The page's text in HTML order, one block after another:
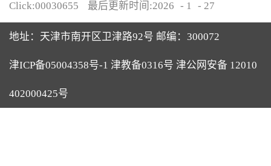
Click:00030655 最后更新时间:2026 - 1 - 27
地址：天津市南开区卫津路92号 邮编：300072
津ICP备05004358号-1 津教备0316号 津公网安备 12010
402000425号